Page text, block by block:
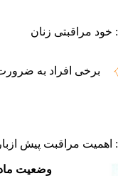
: خود مراقبتی زنان
: اهمیت مراقبت پیش
وضعیت